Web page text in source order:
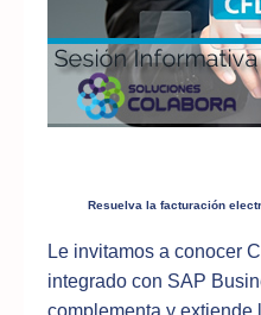
Resuelva la facturación
Le invitamos a conocer
integrado con SAP
complementa y extiende